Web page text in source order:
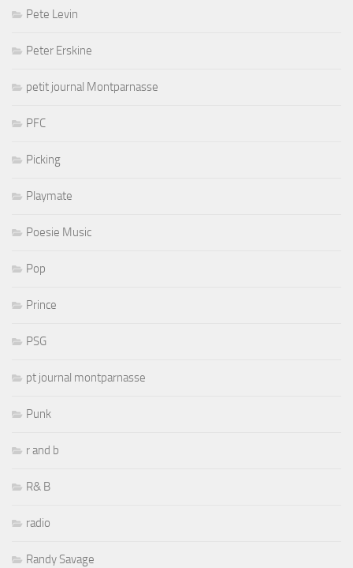
Pete Levin
Peter Erskine
petit journal Montparnasse
PFC
Picking
Playmate
Poesie Music
Pop
Prince
PSG
pt journal montparnasse
Punk
r and b
R& B
radio
Randy Savage